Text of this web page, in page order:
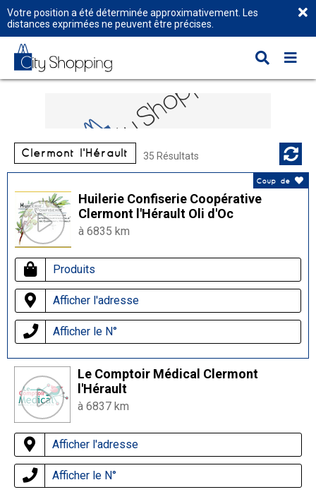
Votre position a été déterminée approximativement. Les
distances exprimées ne peuvent être précises.
Clermont l'Hérault 35 Résultats
Coup de
Huilerie Confiserie Coopérative
Clermont l'Hérault Oli d'Oc
à 6835 km
Produits
Afficher l'adresse
Afficher le N°
Le Comptoir Médical Clermont
l'Hérault
à 6837 km
Afficher l'adresse
Afficher le N°